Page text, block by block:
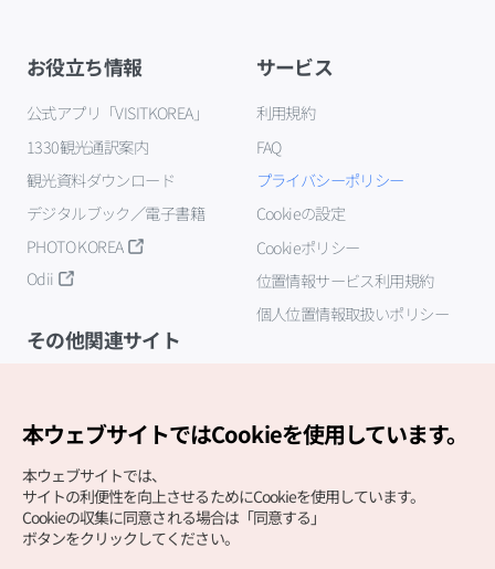
お役立ち情報
公式アプリ「VISITKOREA」
1330観光通訳案内
観光資料ダウンロード
デジタルブック／電子書籍
PHOTO KOREA
Odii
サービス
利用規約
FAQ
プライバシーポリシー
Cookieの設定
Cookieポリシー
位置情報サービス利用規約
個人位置情報取扱いポリシー
その他関連サイト
本ウェブサイトではCookieを使用しています。
本ウェブサイトでは、
サイトの利便性を向上させるためにCookieを使用しています。
Cookieの収集に同意される場合は「同意する」
ボタンをクリックしてください。